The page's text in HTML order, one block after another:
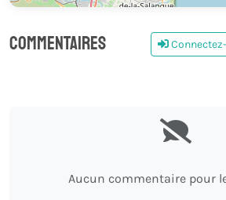
Commentaires
Aucun commentaire pour